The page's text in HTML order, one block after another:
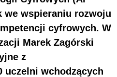
we wspieraniu rozwoju
cyfrowych. W
Marek Zagórski
z
uczelni wchodzących